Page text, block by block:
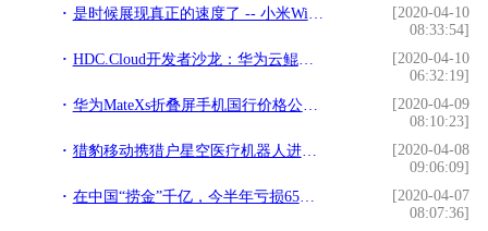
是时候展现真正的速度了 -- 小米WiFi6 AIoT路由器AX3600评测
[2020-04-10
08:33:54]
HDC.Cloud开发者沙龙：华为云鲲鹏云手机架构解密
[2020-04-10
06:32:19]
华为MateXs折叠屏手机国行价格公布；黑鲨3安兔兔跑分突破62万
[2020-04-09
08:10:23]
猎豹移动携猎户星空医疗机器人进驻郑州“小汤山医院”
[2020-04-08
09:06:09]
在中国“捞金”千亿，今半年亏损65亿美元，孙正义能走出困境吗？
[2020-04-07
08:07:36]